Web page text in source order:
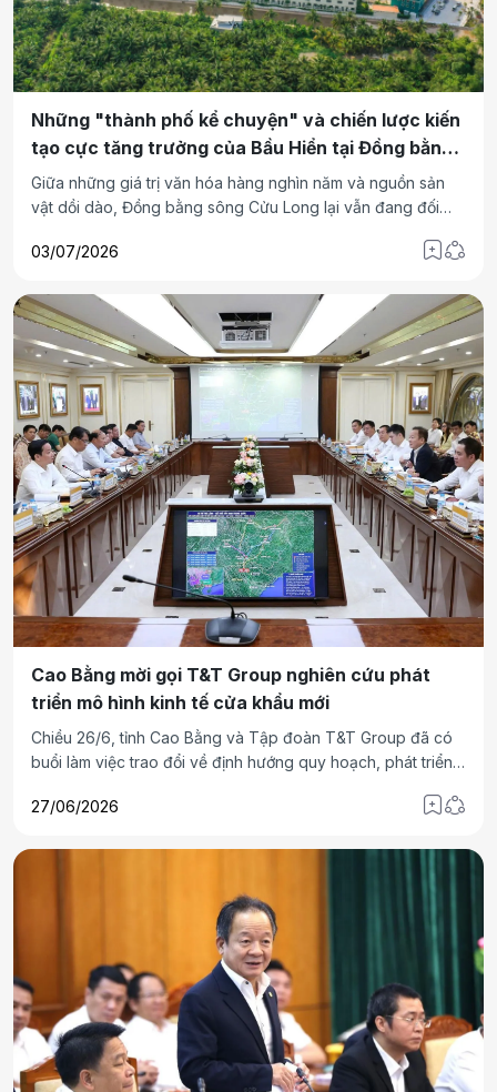
Những "thành phố kể chuyện" và chiến lược kiến
tạo cực tăng trưởng của Bầu Hiển tại Đồng bằng
sông Cửu Long
Giữa những giá trị văn hóa hàng nghìn năm và nguồn sản
vật dồi dào, Đồng bằng sông Cửu Long lại vẫn đang đối
tháo gỡ những nút thắt tăng trưởng, vùng đất này cần
chuyển dòng chảy như T&T Group.
03/07/2026
Cao Bằng mời gọi T&T Group nghiên cứu phát
triển mô hình kinh tế cửa khẩu mới
Chiều 26/6, tỉnh Cao Bằng và Tập đoàn T&T Group đã có
buổi làm việc trao đổi về định hướng quy hoạch, phát triển
mại, logistics và các lĩnh vực có tiềm năng của tỉnh. Đây
27/06/2026